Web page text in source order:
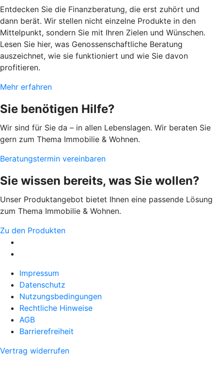
Entdecken Sie die Finanzberatung, die erst zuhört und
dann berät. Wir stellen nicht einzelne Produkte in den
Mittelpunkt, sondern Sie mit Ihren Zielen und Wünschen.
Lesen Sie hier, was Genossenschaftliche Beratung
auszeichnet, wie sie funktioniert und wie Sie davon
profitieren.
Mehr erfahren
Sie benötigen Hilfe?
Wir sind für Sie da – in allen Lebenslagen. Wir beraten Sie
gern zum Thema Immobilie & Wohnen.
Beratungstermin vereinbaren
Sie wissen bereits, was Sie wollen?
Unser Produktangebot bietet Ihnen eine passende Lösung
zum Thema Immobilie & Wohnen.
Zu den Produkten
Impressum
Datenschutz
Nutzungsbedingungen
Rechtliche Hinweise
AGB
Barrierefreiheit
Vertrag widerrufen